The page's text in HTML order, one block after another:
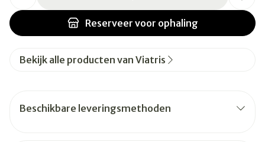
Reserveer voor ophaling
Bekijk alle producten van Viatris
Beschikbare leveringsmethoden